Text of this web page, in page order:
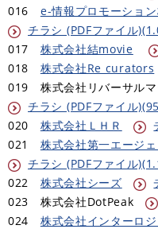
016 e-情報プロモーショ
チラシ (PDFファイル
017 株式会社結movie ​
018 株式会社Re curators
019 株式会社リバーサル
チラシ (PDFファイル
020 株式会社ＬＨＲ
021 株式会社第一エージ
チラシ (PDFファイル
022 株式会社シーズ
023 株式会社DotPeak
024 株式会社インターロ